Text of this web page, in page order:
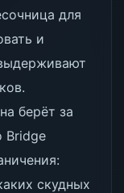
для
и
берёт за
Bridge
скудных